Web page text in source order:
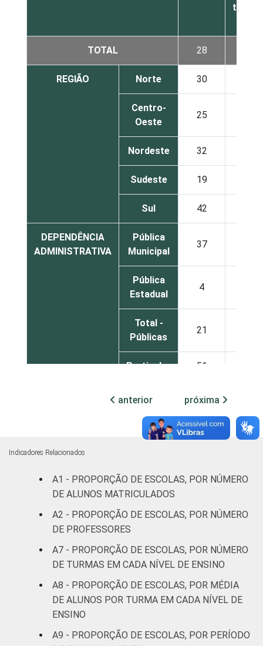
TOTAL 28
REGIÃO Norte 30
Centro-
Oeste
25
Nordeste 32
Sudeste 19
Sul 42
DEPENDÊNCIA
ADMINISTRATIVA
Pública
Municipal
37
Pública
Estadual
4
Total -
Públicas
21
Particular 51
Base: 930 escolas. Dados coletados entre
Fonte: NIC.br - set 2014 / mar 2015
anterior próxima
Indicadores Relacionados
A1 - PROPORÇÃO DE ESCOLAS, POR NÚMERO
DE ALUNOS MATRICULADOS
A2 - PROPORÇÃO DE ESCOLAS, POR NÚMERO
DE PROFESSORES
A7 - PROPORÇÃO DE ESCOLAS, POR NÚMERO
DE TURMAS EM CADA NÍVEL DE ENSINO
A8 - PROPORÇÃO DE ESCOLAS, POR MÉDIA
DE ALUNOS POR TURMA EM CADA NÍVEL DE
ENSINO
A9 - PROPORÇÃO DE ESCOLAS, POR PERÍODO